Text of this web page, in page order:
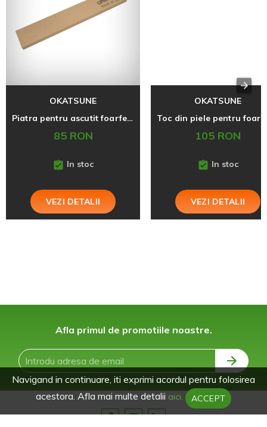
OKATSUNE
Piatra pentru ascutit foarfecele Okatsune 412
85 RON
In stoc
VEZI DETALII
OKATSUNE
105 RON
In stoc
VEZI DETALII
Afla primul de promotiile noastre.
Navigand in continuare, iti exprimi acordul pentru folosirea
acestora. Afla mai multe detalii aici. ACCEPT